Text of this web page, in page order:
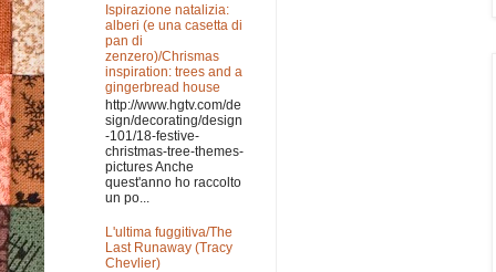
Ispirazione natalizia:
alberi (e una casetta di
pan di
zenzero)/Chrismas
inspiration: trees and a
gingerbread house
http://www.hgtv.com/de
sign/decorating/design
-101/18-festive-
christmas-tree-themes-
pictures Anche
quest'anno ho raccolto
un po...
L'ultima fuggitiva/The
Last Runaway (Tracy
Chevlier)